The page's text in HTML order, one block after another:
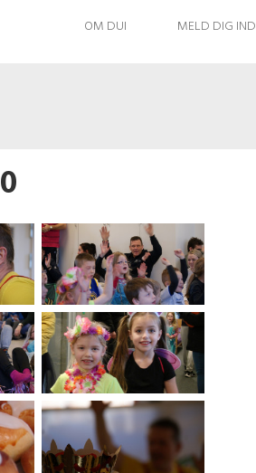
OM DUI MELD DIG IND